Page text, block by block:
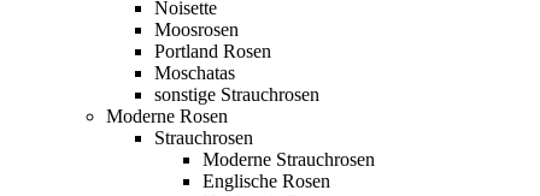
Noisette
Moosrosen
Portland Rosen
Moschatas
sonstige Strauchrosen
Moderne Rosen
Strauchrosen
Moderne Strauchrosen
Englische Rosen